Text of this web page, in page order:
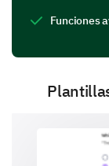
Funciones